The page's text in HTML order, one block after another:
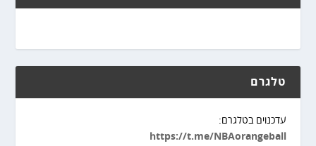
טלגרם
עדכנוים בטלגרם:
https://t.me/NBAorangeball